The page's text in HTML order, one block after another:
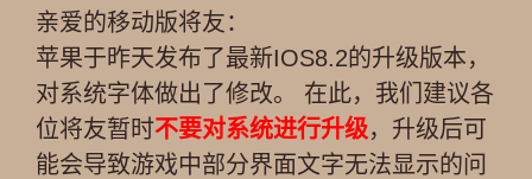
亲爱的移动版将友：
苹果于昨天发布了最新IOS8.2的升级版本，
对系统字体做出了修改。 在此，我们建议各
位将友暂时不要对系统进行升级，升级后可
能会导致游戏中部分界面文字无法显示的问